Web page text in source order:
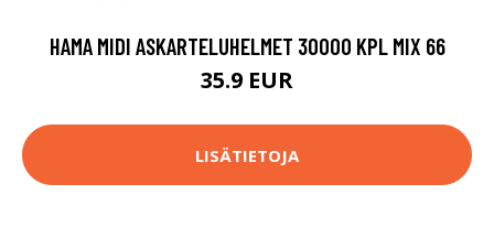
HAMA MIDI ASKARTELUHELMET 30000 KPL MIX 66
35.9 EUR
LISÄTIETOJA